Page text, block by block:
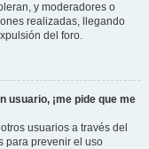
y moderadores o
realizadas, llegando
del foro.
usuario, ¡me pide que me
usuarios a través del
para prevenir el uso